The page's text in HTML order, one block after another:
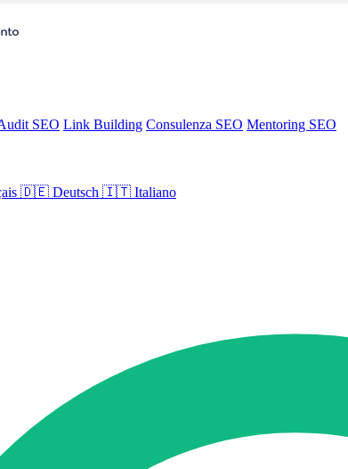
SEO Link Building Consulenza SEO Mentoring SEO
🇩🇪 Deutsch 🇮🇹 Italiano